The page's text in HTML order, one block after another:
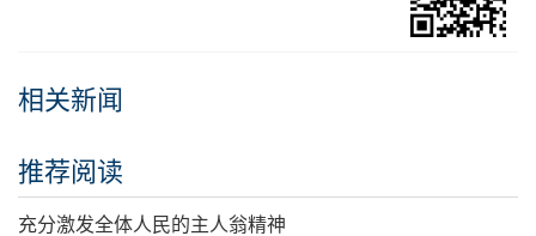
相关新闻
推荐阅读
充分激发全体人民的主人翁精神